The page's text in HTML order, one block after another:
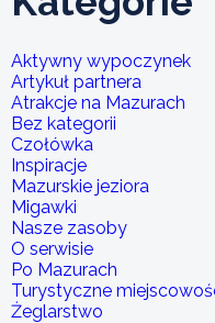
Aktywny wypoczynek
Artykuł partnera
Atrakcje na Mazurach
Bez kategorii
Czołówka
Inspiracje
Mazurskie jeziora
Migawki
Nasze zasoby
O serwisie
Po Mazurach
Turystyczne
Żeglarstwo